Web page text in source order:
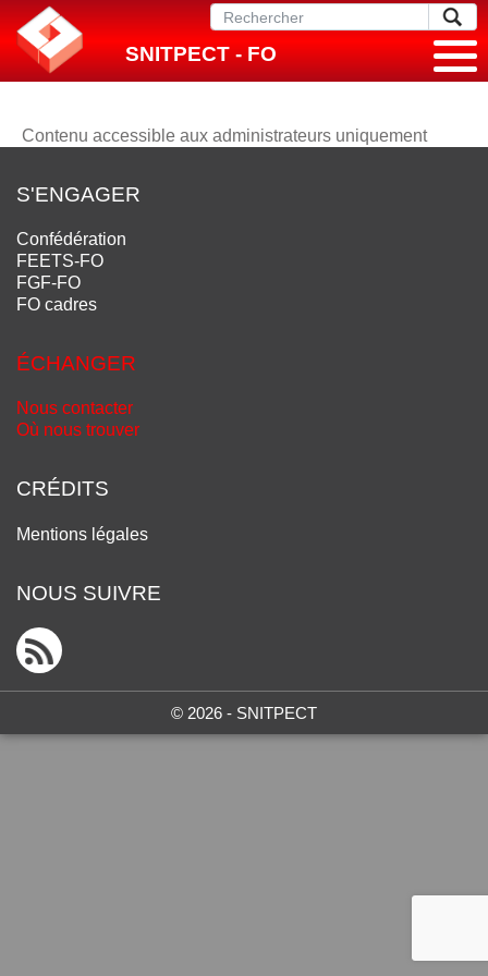
SNITPECT - FO
Contenu accessible aux administrateurs uniquement
S'ENGAGER
Confédération
FEETS-FO
FGF-FO
FO cadres
ÉCHANGER
Nous contacter
Où nous trouver
CRÉDITS
Mentions légales
NOUS SUIVRE
© 2026 - SNITPECT